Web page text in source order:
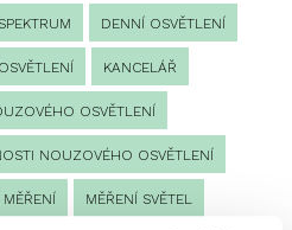
DENNÍ OSVĚTLENÍ
KANCELÁŘ
OSVĚTLENÍ
NOUZOVÉHO OSVĚTLENÍ
MĚŘENÍ MĚŘENÍ SVĚTEL